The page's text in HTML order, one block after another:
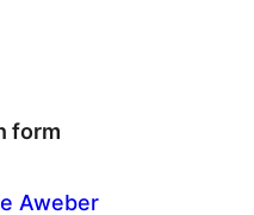
form
Aweber